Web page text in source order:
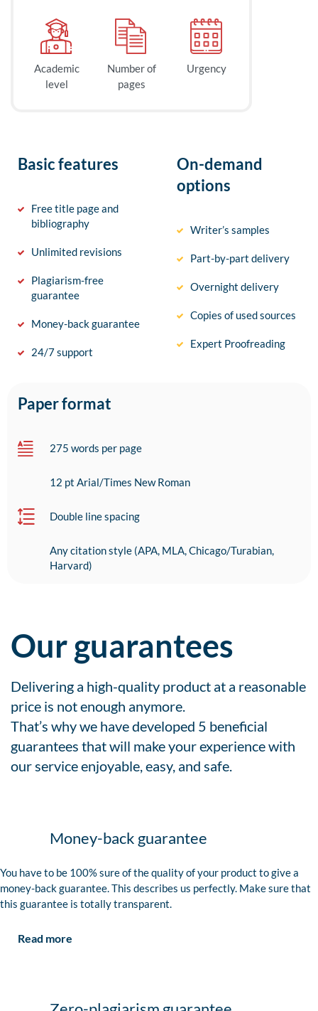
Academic
level
Number of
pages
Urgency
Basic features
Free title page and
bibliography
Unlimited revisions
Plagiarism-free
guarantee
Money-back guarantee
24/7 support
On-demand
options
Writer’s samples
Part-by-part delivery
Overnight delivery
Copies of used sources
Expert Proofreading
Paper format
275 words per page
12 pt Arial/Times New Roman
Double line spacing
Any citation style (APA, MLA, Chicago/Turabian,
Harvard)
Our guarantees
Delivering a high-quality product at a reasonable
price is not enough anymore.
That’s why we have developed 5 beneficial
guarantees that will make your experience with
our service enjoyable, easy, and safe.
Money-back guarantee
You have to be 100% sure of the quality of your product to give a
money-back guarantee. This describes us perfectly. Make sure that
this guarantee is totally transparent.
Read more